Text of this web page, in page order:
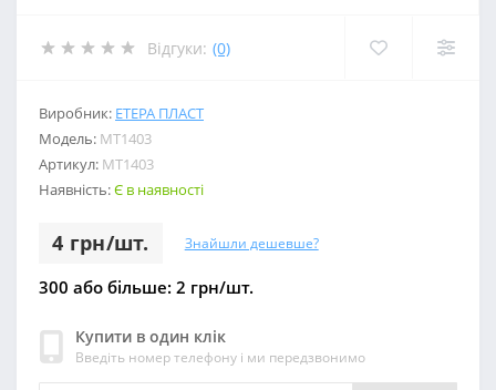
Відгуки: (0)
Виробник: ЕТЕРА ПЛАСТ
Модель: МТ1403
Артикул: МТ1403
Наявність:Є в наявності
4 грн/шт. Знайшли дешевше?
300 або більше: 2 грн/шт.
Купити в один клік
Введіть номер телефону і ми передзвонимо